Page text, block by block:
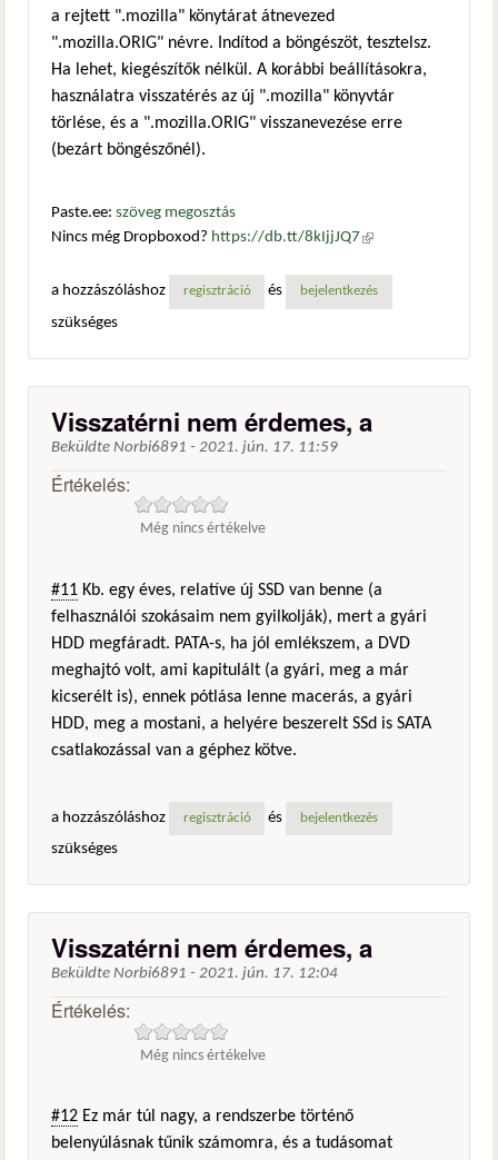
a rejtett ".mozilla" könytárat átnevezed
".mozilla.ORIG" névre. Indítod a böngészöt, tesztelsz.
Ha lehet, kiegészítők nélkül. A korábbi beállításokra,
használatra visszatérés az új ".mozilla" könyvtár
törlése, és a ".mozilla.ORIG" visszanevezése erre
(bezárt böngészőnél).
Paste.ee: szöveg megosztás
Nincs még Dropboxod? https://db.tt/8kIjjJQ7 (külső
a hozzászóláshoz
regisztráció és bejelentkezés
szükséges
Visszatérni nem érdemes, a
Beküldte Norbi6891 - 2021. jún. 17. 11:59
Értékelés:
Még nincs értékelve
#11 Kb. egy éves, relatíve új SSD van benne (a
felhasználói szokásaim nem gyilkolják), mert a gyári
HDD megfáradt. PATA-s, ha jól emlékszem, a DVD
meghajtó volt, ami kapitulált (a gyári, meg a már
kicserélt is), ennek pótlása lenne macerás, a gyári
HDD, meg a mostani, a helyére beszerelt SSd is SATA
csatlakozással van a géphez kötve.
a hozzászóláshoz regisztráció és bejelentkezés
szükséges
Visszatérni nem érdemes, a
Beküldte Norbi6891 - 2021. jún. 17. 12:04
Értékelés:
Még nincs értékelve
#12 Ez már túl nagy, a rendszerbe történő
belenyúlásnak tűnik számomra, és a tudásomat